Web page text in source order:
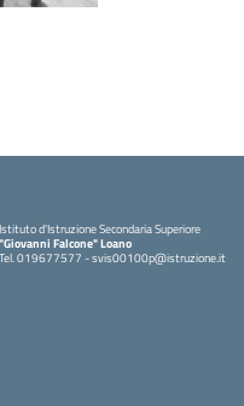
Istituto d'Istruzione Secondaria Superiore
"Giovanni Falcone" Loano
Tel. 019677577 - svis00100p@istruzione.it
— Visita la pagina iniziale della scuola